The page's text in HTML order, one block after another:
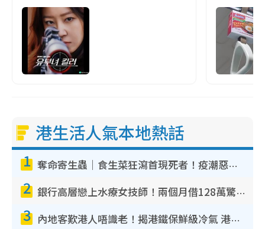
港生活人氣本地熱話
1 奪命寄生蟲｜食生菜狂瀉首現死者！疫潮惡化錄1.8萬宗病例 揭洗菜3大謬誤
2 銀行高層戀上水療女技師！兩個月借128萬驚覺「沉船」沉落火海 揭背後疑似邪教操控賣淫
3 內地客歎港人唔識老！揭港鐵保鮮級冷氣 港人求放過：咪投訴